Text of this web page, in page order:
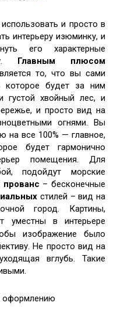
и просто в
интерьеру изюминку, и
его характерные
Главным плюсом
то, что вы сами
которое будет за ним
густой хвойный лес, и
и просто вид на
огнями. Вы
на все 100% — главное,
будет гармонично
помещения. Для
подойдут морские
прованс – бесконечные
стилей – вид на
город. Картины,
уместны в интерьере
изображение было
Не просто вид на
вглубь. Такие
оформлению